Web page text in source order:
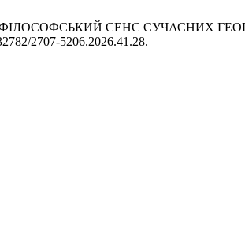
ФІЛОСОФСЬКИЙ СЕНС СУЧАСНИХ
2707-5206.2026.41.28.